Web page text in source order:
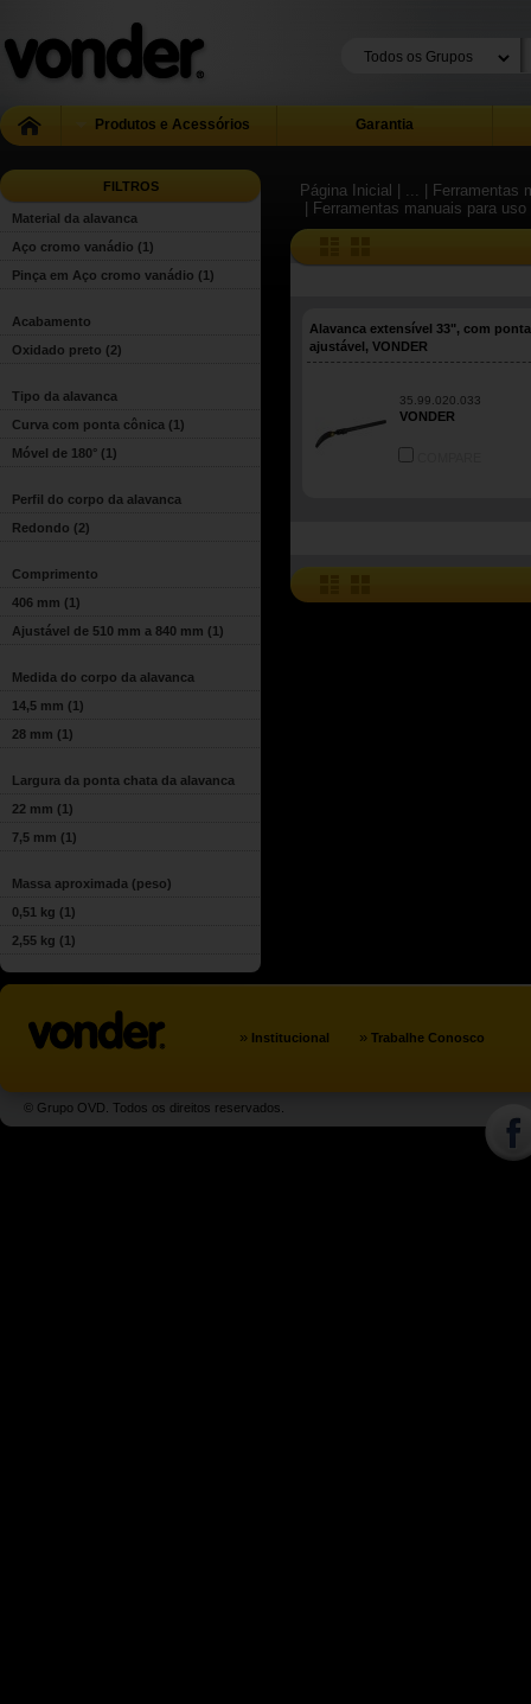
Produtos e Acessórios Garantia
FILTROS
Material da alavanca
Aço cromo vanádio (1)
Pinça em Aço cromo vanádio (1)
Acabamento
Oxidado preto (2)
Tipo da alavanca
Curva com ponta cônica (1)
Móvel de 180° (1)
Perfil do corpo da alavanca
Redondo (2)
Comprimento
406 mm (1)
Ajustável de 510 mm a 840 mm (1)
Medida do corpo da alavanca
14,5 mm (1)
28 mm (1)
Largura da ponta chata da alavanca
22 mm (1)
7,5 mm (1)
Massa aproximada (peso)
0,51 kg (1)
2,55 kg (1)
Página Inicial | ...
|
| Ferramentas manuais para uso
Alavanca extensível 33", com ponta
ajustável, VONDER
35.99.020.033
VONDER
» Institucional » Trabalhe Conosco
© Grupo OVD. Todos os direitos reservados.